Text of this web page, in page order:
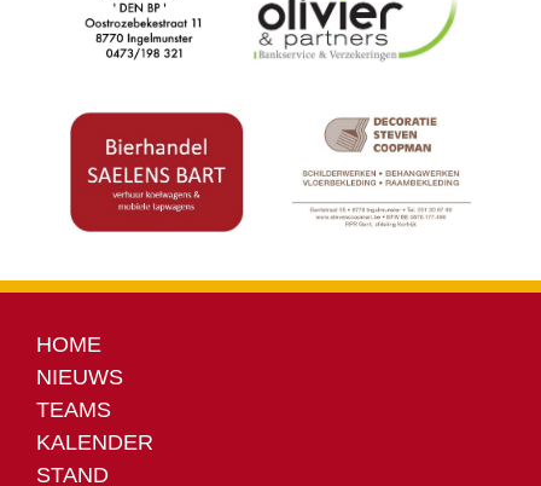
HOME
NIEUWS
TEAMS
KALENDER
STAND